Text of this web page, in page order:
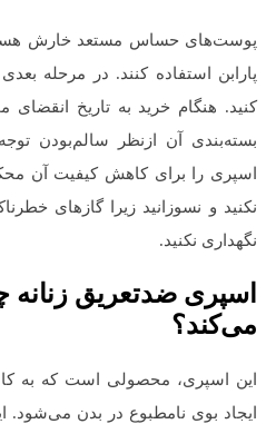
پوست‌های حساس مستعد خارش
پارابن استفاده کنند. در مرحله
کنید. هنگام خرید به تاریخ
بسته‌بندی آن ازنظر سالم‌بودن
اسپری را برای کاهش کیفیت آن
نکنید و نسوزانید زیرا گازهای
نگهداری نکنید.
اسپری ضدتعریق
می‌کند؟
این اسپری، محصولی است که به
ایجاد بوی نامطبوع در بدن